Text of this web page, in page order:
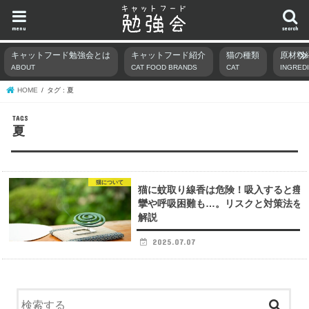
search
menu
キャットフード勉強会とは
ABOUT
キャットフード紹介
CAT FOOD BRANDS
猫の種類
CAT
原材料
HOME タグ : 夏
夏
猫について
猫に蚊取り線香は危険！吸入すると痙
攣や呼吸困難も…。リスクと対策法を
解説
2025.07.07